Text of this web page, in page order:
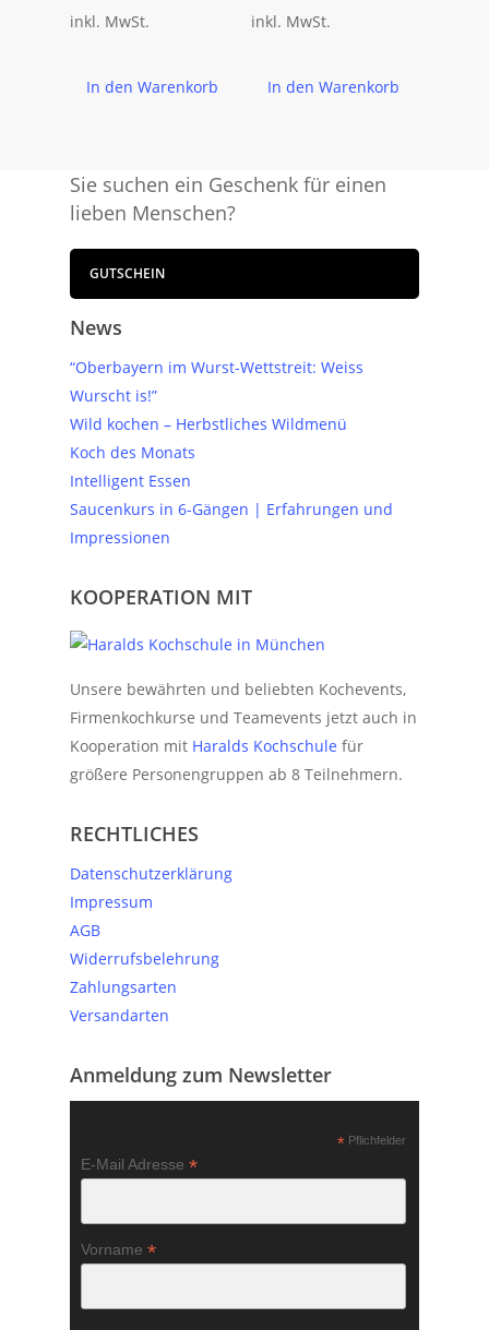
In den Warenkorb
inkl. MwSt.
In den Warenkorb
inkl. MwSt.
Sie suchen ein Geschenk für einen
lieben Menschen?
GUTSCHEIN
News
“Oberbayern im Wurst-Wettstreit: Weiss
Wurscht is!”
Wild kochen – Herbstliches Wildmenü
Koch des Monats
Intelligent Essen
Saucenkurs in 6-Gängen | Erfahrungen und
Impressionen
KOOPERATION MIT
Unsere bewährten und beliebten Kochevents,
Firmenkochkurse und Teamevents jetzt auch in
Kooperation mit Haralds Kochschule für
größere Personengruppen ab 8 Teilnehmern.
RECHTLICHES
Datenschutzerklärung
Impressum
AGB
Widerrufsbelehrung
Zahlungsarten
Versandarten
Anmeldung zum Newsletter
*Pflichfelder
E-Mail Adresse *
Vorname *